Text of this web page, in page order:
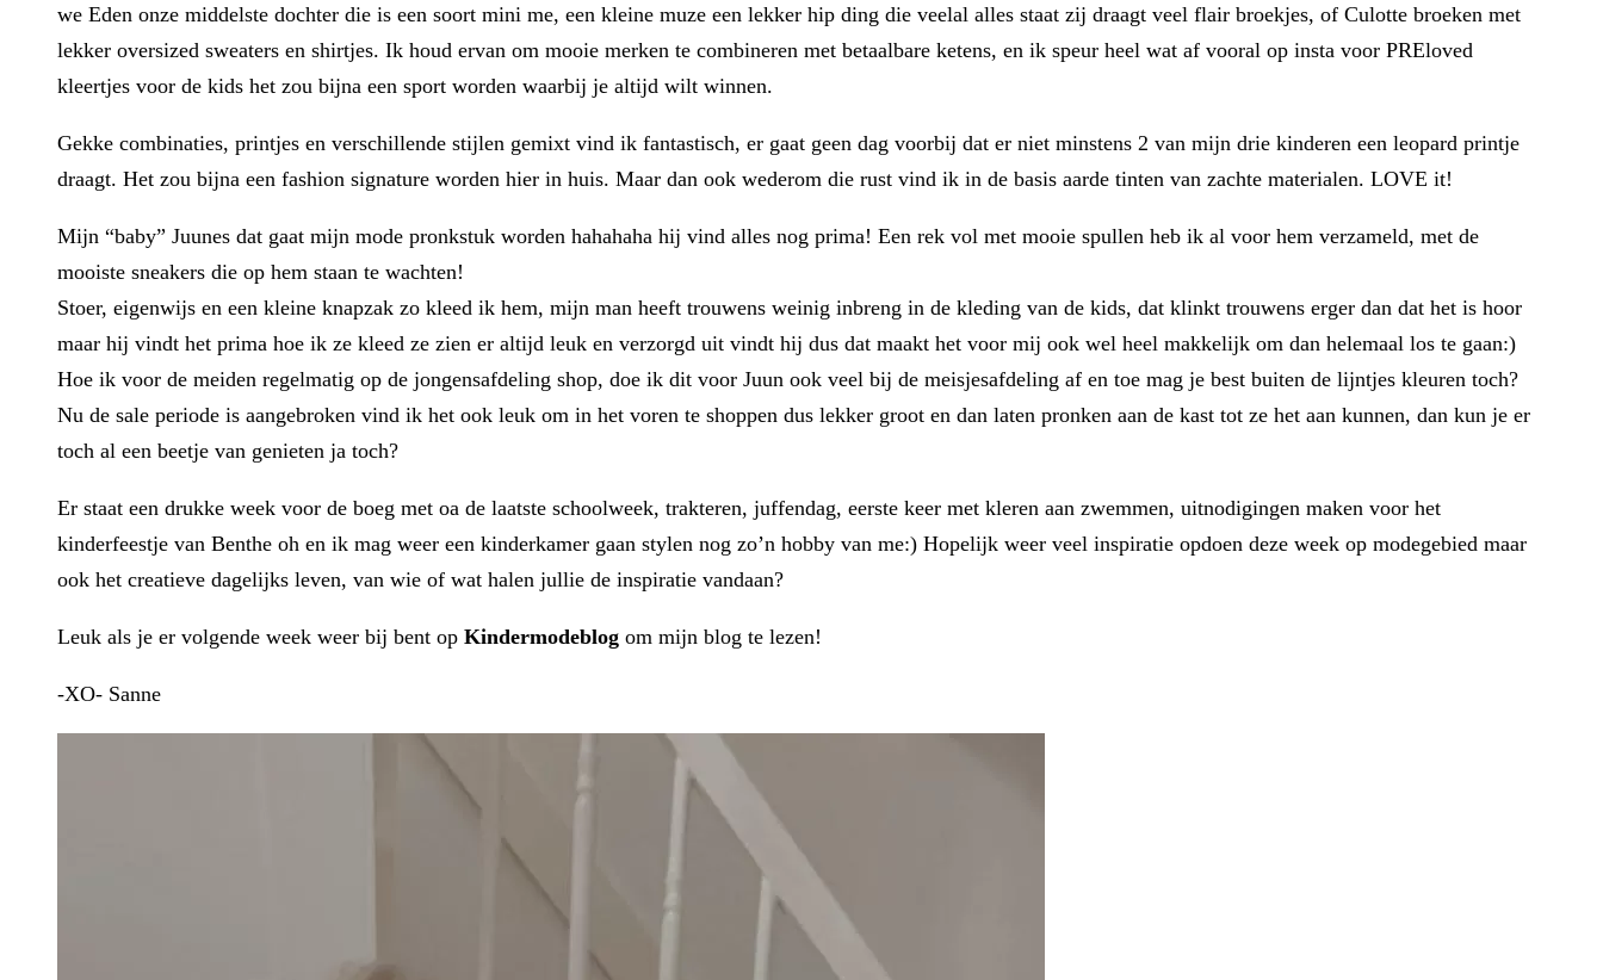
we Eden onze middelste dochter die is een soort mini me, een kleine muze een lekker hip ding die veelal alles staat zij draagt veel flair broekjes, of Culotte broeken met
lekker oversized sweaters en shirtjes. Ik houd ervan om mooie merken te combineren met betaalbare ketens, en ik speur heel wat af vooral op insta voor PREloved
kleertjes voor de kids het zou bijna een sport worden waarbij je altijd wilt winnen.
Gekke combinaties, printjes en verschillende stijlen gemixt vind ik fantastisch, er gaat geen dag voorbij dat er niet minstens 2 van mijn drie kinderen een leopard printje
draagt. Het zou bijna een fashion signature worden hier in huis. Maar dan ook wederom die rust vind ik in de basis aarde tinten van zachte materialen. LOVE it!
Mijn “baby” Juunes dat gaat mijn mode pronkstuk worden hahahaha hij vind alles nog prima! Een rek vol met mooie spullen heb ik al voor hem verzameld, met de
mooiste sneakers die op hem staan te wachten!
Stoer, eigenwijs en een kleine knapzak zo kleed ik hem, mijn man heeft trouwens weinig inbreng in de kleding van de kids, dat klinkt trouwens erger dan dat het is hoor
maar hij vindt het prima hoe ik ze kleed ze zien er altijd leuk en verzorgd uit vindt hij dus dat maakt het voor mij ook wel heel makkelijk om dan helemaal los te gaan:)
Hoe ik voor de meiden regelmatig op de jongensafdeling shop, doe ik dit voor Juun ook veel bij de meisjesafdeling af en toe mag je best buiten de lijntjes kleuren toch?
Nu de sale periode is aangebroken vind ik het ook leuk om in het voren te shoppen dus lekker groot en dan laten pronken aan de kast tot ze het aan kunnen, dan kun je er
toch al een beetje van genieten ja toch?
Er staat een drukke week voor de boeg met oa de laatste schoolweek, trakteren, juffendag, eerste keer met kleren aan zwemmen, uitnodigingen maken voor het
kinderfeestje van Benthe oh en ik mag weer een kinderkamer gaan stylen nog zo’n hobby van me:) Hopelijk weer veel inspiratie opdoen deze week op modegebied maar
ook het creatieve dagelijks leven, van wie of wat halen jullie de inspiratie vandaan?
Leuk als je er volgende week weer bij bent op Kindermodeblog om mijn blog te lezen!
-XO- Sanne